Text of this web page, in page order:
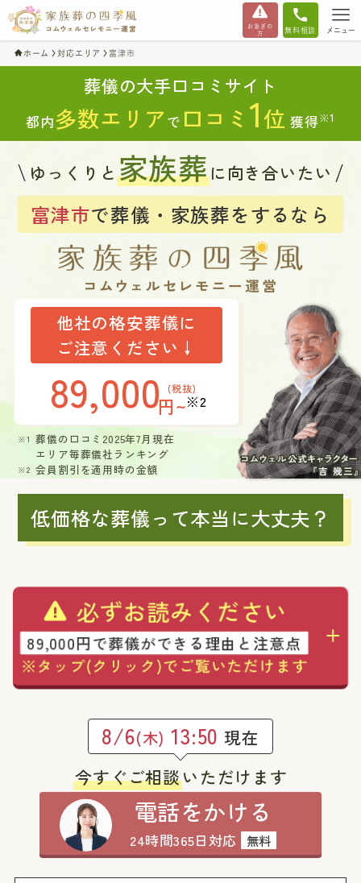
お急ぎの
方
無料相談 メニュー
ホーム 対応エリア 富津市
葬儀の大手口コミサイト
都内多数エリア で 口コミ 1位 獲得※1
ゆっくりと家族葬に向き合いたい
富津市で葬儀・家族葬をするなら
他社の格安葬儀に
ご注意ください↓
89,000 (税抜)
円~※2
葬儀の口コミ2025年7月現在
エリア毎葬儀社ランキング
会員割引を適用時の金額
低価格な葬儀って本当に大丈夫？
必ずお読みください
89,000円で葬儀ができる理由と注意点
※タップ(クリック)でご覧いただけます
8/6(木) 13:50 現在
今すぐご相談いただけます
電話をかける
24時間365日対応 無料